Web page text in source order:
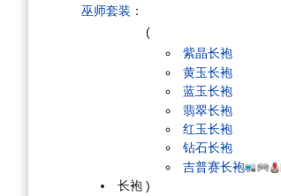
巫师套装 ：
长袍
(
紫晶长袍
黄玉长袍
蓝玉长袍
翡翠长袍
红玉长袍
钻石长袍
吉普赛长袍
)